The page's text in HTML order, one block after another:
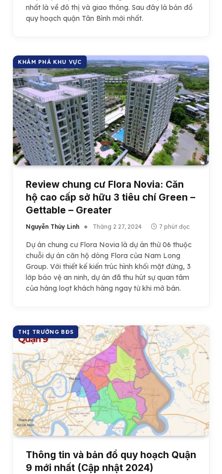
nhất là về đô thị và giao thông. Sau đây là bản đồ
quy hoạch quận Tân Bình mới nhất.
KHÁM PHÁ KHU VỰC
Review chung cư Flora Novia: Căn
hộ cao cấp sở hữu 3 tiêu chí Green –
Gettable – Greater
Nguyễn Thùy Linh Tháng 2 27, 2024 7 phút đọc
Dự án chung cư Flora Novia là dự án thứ 06 thuộc
chuỗi dự án căn hộ dòng Flora của Nam Long
Group. Với thiết kế kiến trúc hình khối mặt đứng, 3
lớp bảo vệ an ninh, dự án đã thu hút sự quan tâm
của hàng loạt khách hàng ngay từ khi mở bán.
THỊ TRƯỜNG BĐS
Thông tin và bản đồ quy hoạch Quận
9 mới nhất (Cập nhật 2024)